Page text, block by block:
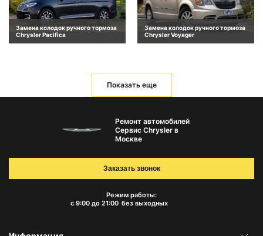
Замена колодок ручного тормоза
Chrysler Pacifica
Замена колодок ручного тормоза
Chrysler Voyager
Показать еще
Ремонт автомобилей
Сервис Chrysler в
Москве
Режим работы:
с 9:00 до 21:00 без выходных
Заказать звонок